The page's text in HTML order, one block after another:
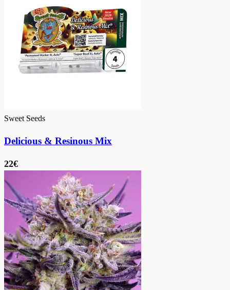
Sweet Seeds
Delicious & Resinous Mix
22€